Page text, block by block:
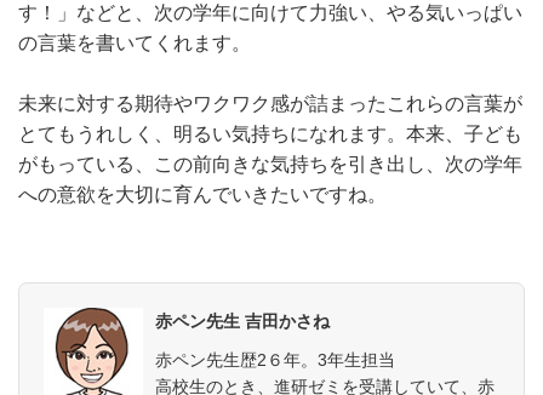
す！」などと、次の学年に向けて力強い、やる気いっぱい
の言葉を書いてくれます。
未来に対する期待やワクワク感が詰まったこれらの言葉が
とてもうれしく、明るい気持ちになれます。本来、子ども
がもっている、この前向きな気持ちを引き出し、次の学年
への意欲を大切に育んでいきたいですね。
赤ペン先生 吉田かさね
赤ペン先生歴2６年。3年生担当
高校生のとき、進研ゼミを受講していて、赤